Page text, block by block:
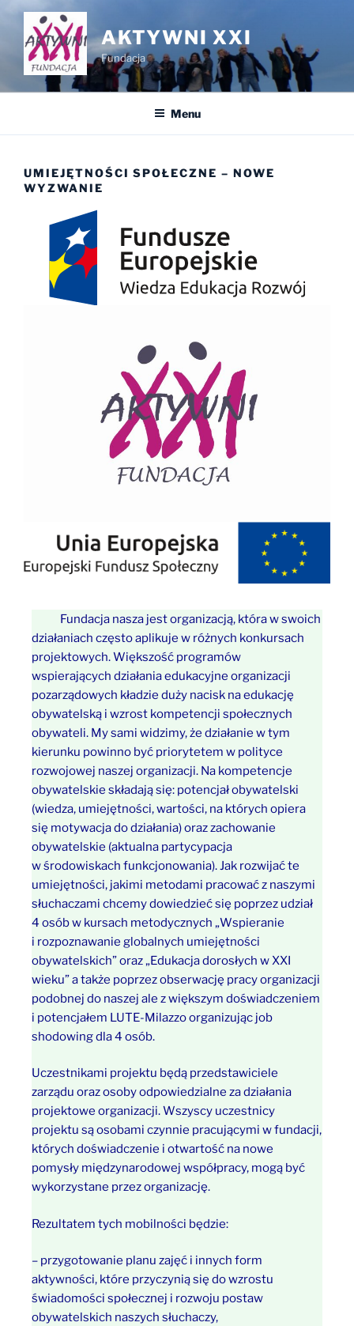
AKTYWNI XXI
Fundacja
Menu
UMIEJĘTNOŚCI SPOŁECZNE – NOWE
WYZWANIE
Fundacja nasza jest organizacją, która w swoich
działaniach często aplikuje w różnych konkursach
projektowych. Większość programów
wspierających działania edukacyjne organizacji
pozarządowych kładzie duży nacisk na edukację
obywatelską i wzrost kompetencji społecznych
obywateli. My sami widzimy, że działanie w tym
kierunku powinno być priorytetem w polityce
rozwojowej naszej organizacji. Na kompetencje
obywatelskie składają się: potencjał obywatelski
(wiedza, umiejętności, wartości, na których opiera
się motywacja do działania) oraz zachowanie
obywatelskie (aktualna partycypacja
w środowiskach funkcjonowania). Jak rozwijać te
umiejętności, jakimi metodami pracować z naszymi
słuchaczami chcemy dowiedzieć się poprzez udział
4 osób w kursach metodycznych „Wspieranie
i rozpoznawanie globalnych umiejętności
obywatelskich” oraz „Edukacja dorosłych w XXI
wieku” a także poprzez obserwację pracy organizacji
podobnej do naszej ale z większym doświadczeniem
i potencjałem LUTE-Milazzo organizując job
shodowing dla 4 osób.
Uczestnikami projektu będą przedstawiciele
zarządu oraz osoby odpowiedzialne za działania
projektowe organizacji. Wszyscy uczestnicy
projektu są osobami czynnie pracującymi w fundacji,
których doświadczenie i otwartość na nowe
pomysły międzynarodowej współpracy, mogą być
wykorzystane przez organizację.
Rezultatem tych mobilności będzie:
– przygotowanie planu zajęć i innych form
aktywności, które przyczynią się do wzrostu
świadomości społecznej i rozwoju postaw
obywatelskich naszych słuchaczy,